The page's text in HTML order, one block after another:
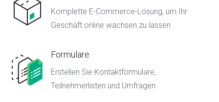
Komplette E-Commerce-Lösung, um Ihr
Geschäft online wachsen zu lassen
Formulare
Erstellen Sie Kontaktformulare,
Teilnehmerlisten und Umfragen